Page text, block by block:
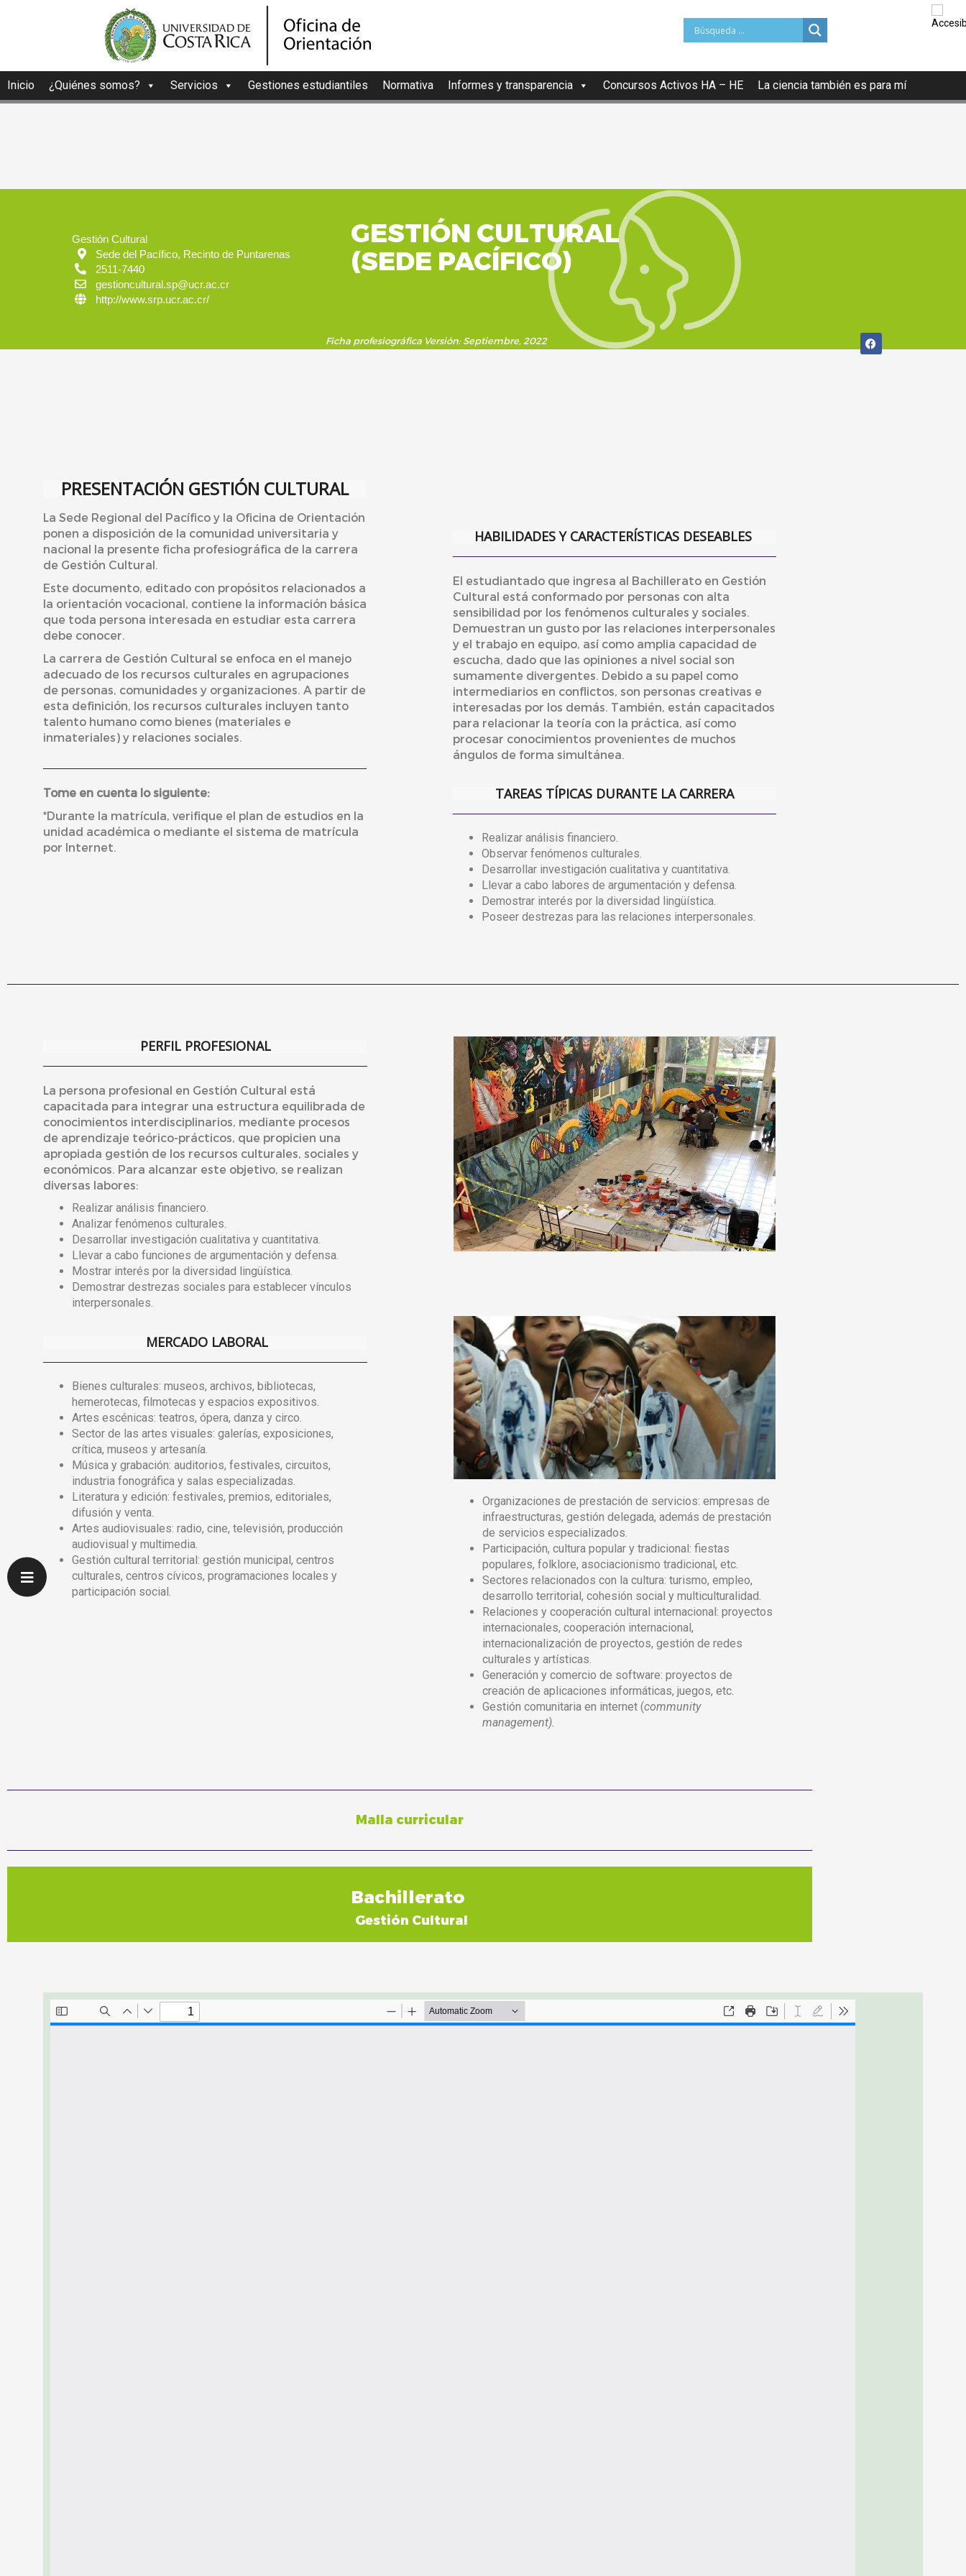
Inicio ¿Quiénes somos? Servicios Gestiones estudiantiles Normativa Informes y transparencia Concursos Activos HA – HE La ciencia también es para mí
Gestión Cultural
Sede del Pacífico, Recinto de Puntarenas
2511-7440
gestioncultural.sp@ucr.ac.cr
http://www.srp.ucr.ac.cr/
GESTIÓN CULTURAL
(SEDE PACÍFICO)
Ficha profesiográfica Versión: Septiembre, 2022
PRESENTACIÓN GESTIÓN CULTURAL
La Sede Regional del Pacífico y la Oficina de Orientación
ponen a disposición de la comunidad universitaria y
nacional la presente ficha profesiográfica de la carrera
de Gestión Cultural.
Este documento, editado con propósitos relacionados a
la orientación vocacional, contiene la información básica
que toda persona interesada en estudiar esta carrera
debe conocer.
La carrera de Gestión Cultural se enfoca en el manejo
adecuado de los recursos culturales en agrupaciones
de personas, comunidades y organizaciones. A partir de
esta definición, los recursos culturales incluyen tanto
talento humano como bienes (materiales e
inmateriales) y relaciones sociales.
Tome en cuenta lo siguiente:
*Durante la matrícula, verifique el plan de estudios en la
unidad académica o mediante el sistema de matrícula
por Internet.
HABILIDADES Y CARACTERÍSTICAS DESEABLES
El estudiantado que ingresa al Bachillerato en Gestión
Cultural está conformado por personas con alta
sensibilidad por los fenómenos culturales y sociales.
Demuestran un gusto por las relaciones interpersonales
y el trabajo en equipo, así como amplia capacidad de
escucha, dado que las opiniones a nivel social son
sumamente divergentes. Debido a su papel como
intermediarios en conflictos, son personas creativas e
interesadas por los demás. También, están capacitados
para relacionar la teoría con la práctica, así como
procesar conocimientos provenientes de muchos
ángulos de forma simultánea.
TAREAS TÍPICAS DURANTE LA CARRERA
Realizar análisis financiero.
Observar fenómenos culturales.
Desarrollar investigación cualitativa y cuantitativa.
Llevar a cabo labores de argumentación y defensa.
Demostrar interés por la diversidad lingüística.
Poseer destrezas para las relaciones interpersonales.
PERFIL PROFESIONAL
La persona profesional en Gestión Cultural está
capacitada para integrar una estructura equilibrada de
conocimientos interdisciplinarios, mediante procesos
de aprendizaje teórico-prácticos, que propicien una
apropiada gestión de los recursos culturales, sociales y
económicos. Para alcanzar este objetivo, se realizan
diversas labores:
Realizar análisis financiero.
Analizar fenómenos culturales.
Desarrollar investigación cualitativa y cuantitativa.
Llevar a cabo funciones de argumentación y defensa.
Mostrar interés por la diversidad lingüística.
Demostrar destrezas sociales para establecer vínculos
interpersonales.
MERCADO LABORAL
Bienes culturales: museos, archivos, bibliotecas,
hemerotecas, filmotecas y espacios expositivos.
Artes escénicas: teatros, ópera, danza y circo.
Sector de las artes visuales: galerías, exposiciones,
crítica, museos y artesanía.
Música y grabación: auditorios, festivales, circuitos,
industria fonográfica y salas especializadas.
Literatura y edición: festivales, premios, editoriales,
difusión y venta.
Artes audiovisuales: radio, cine, televisión, producción
audiovisual y multimedia.
Gestión cultural territorial: gestión municipal, centros
culturales, centros cívicos, programaciones locales y
participación social.
Organizaciones de prestación de servicios: empresas de
infraestructuras, gestión delegada, además de prestación
de servicios especializados.
Participación, cultura popular y tradicional: fiestas
populares, folklore, asociacionismo tradicional, etc.
Sectores relacionados con la cultura: turismo, empleo,
desarrollo territorial, cohesión social y multiculturalidad.
Relaciones y cooperación cultural internacional: proyectos
internacionales, cooperación internacional,
internacionalización de proyectos, gestión de redes
culturales y artísticas.
Generación y comercio de software: proyectos de
creación de aplicaciones informáticas, juegos, etc.
Gestión comunitaria en internet (community
management).
Malla curricular
Bachillerato
Gestión Cultural